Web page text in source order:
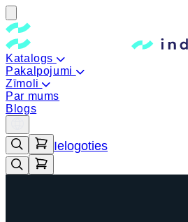
Katalogs
Pakalpojumi
Zīmoli
Par mums
Blogs
Ielogoties